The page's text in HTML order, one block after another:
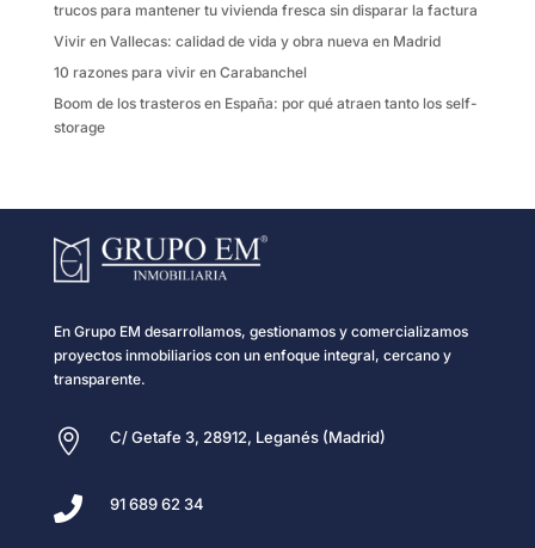
trucos para mantener tu vivienda fresca sin disparar la factura
Vivir en Vallecas: calidad de vida y obra nueva en Madrid
10 razones para vivir en Carabanchel
Boom de los trasteros en España: por qué atraen tanto los self-
storage
En Grupo EM desarrollamos, gestionamos y comercializamos
proyectos inmobiliarios con un enfoque integral, cercano y
transparente.
 C/ Getafe 3, 28912, Leganés (Madrid)
 91 689 62 34